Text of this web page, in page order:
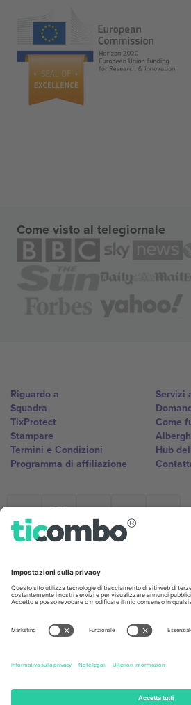
Come visto al telegiornale
Riguardo a
Squadra
TixProtect
Stampare
Termini e Condizioni
Programma di affiliazione
Servizi
Come
Hub
Ticombo Italia
Mimi Balkanska 132, 1540, Sofia,
base alla località, all'evento e/o al
pagina specifica dell'evento, l'impronta e i